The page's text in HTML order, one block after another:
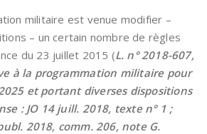
militaire est venue modifier –
– un certain nombre de règles
du 23 juillet 2015 (L. n° 2018-607,
à la programmation militaire pour
et portant diverses dispositions
: JO 14 juill. 2018, texte n° 1 ;
2018, comm. 206, note G.